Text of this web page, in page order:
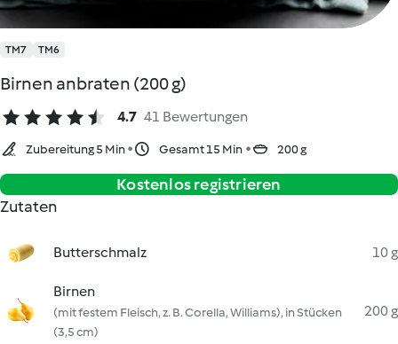
TM7 TM6
Birnen anbraten (200 g)
4.7 41 Bewertungen
Zubereitung 5 Min Gesamt 15 Min 200 g
Kostenlos registrieren
Zutaten
Butterschmalz 10 g
Birnen
(mit festem Fleisch, z. B. Corella, Williams), in Stücken
(3,5 cm)
200 g